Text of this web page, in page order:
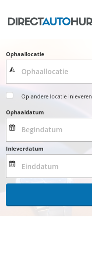
Ophaallocatie
Op andere locatie inleveren
Ophaaldatum
Inleverdatum